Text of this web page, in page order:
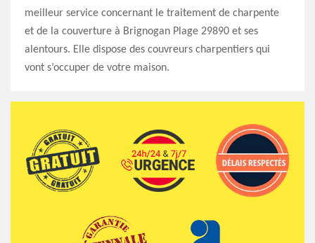
meilleur service concernant le traitement de charpente
et de la couverture à Brignogan Plage 29890 et ses
alentours. Elle dispose des couvreurs charpentiers qui
vont s’occuper de votre maison.